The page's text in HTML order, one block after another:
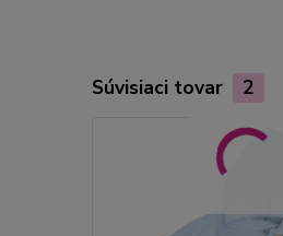
Súvisiaci tovar 2